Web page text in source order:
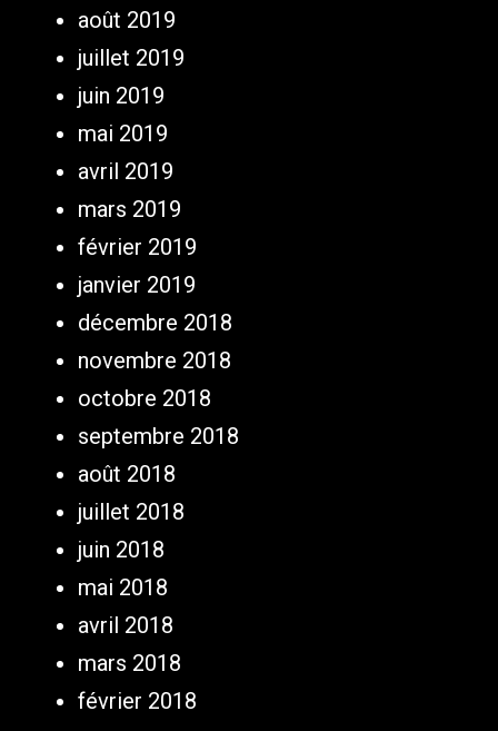
août 2019
juillet 2019
juin 2019
mai 2019
avril 2019
mars 2019
février 2019
janvier 2019
décembre 2018
novembre 2018
octobre 2018
septembre 2018
août 2018
juillet 2018
juin 2018
mai 2018
avril 2018
mars 2018
février 2018